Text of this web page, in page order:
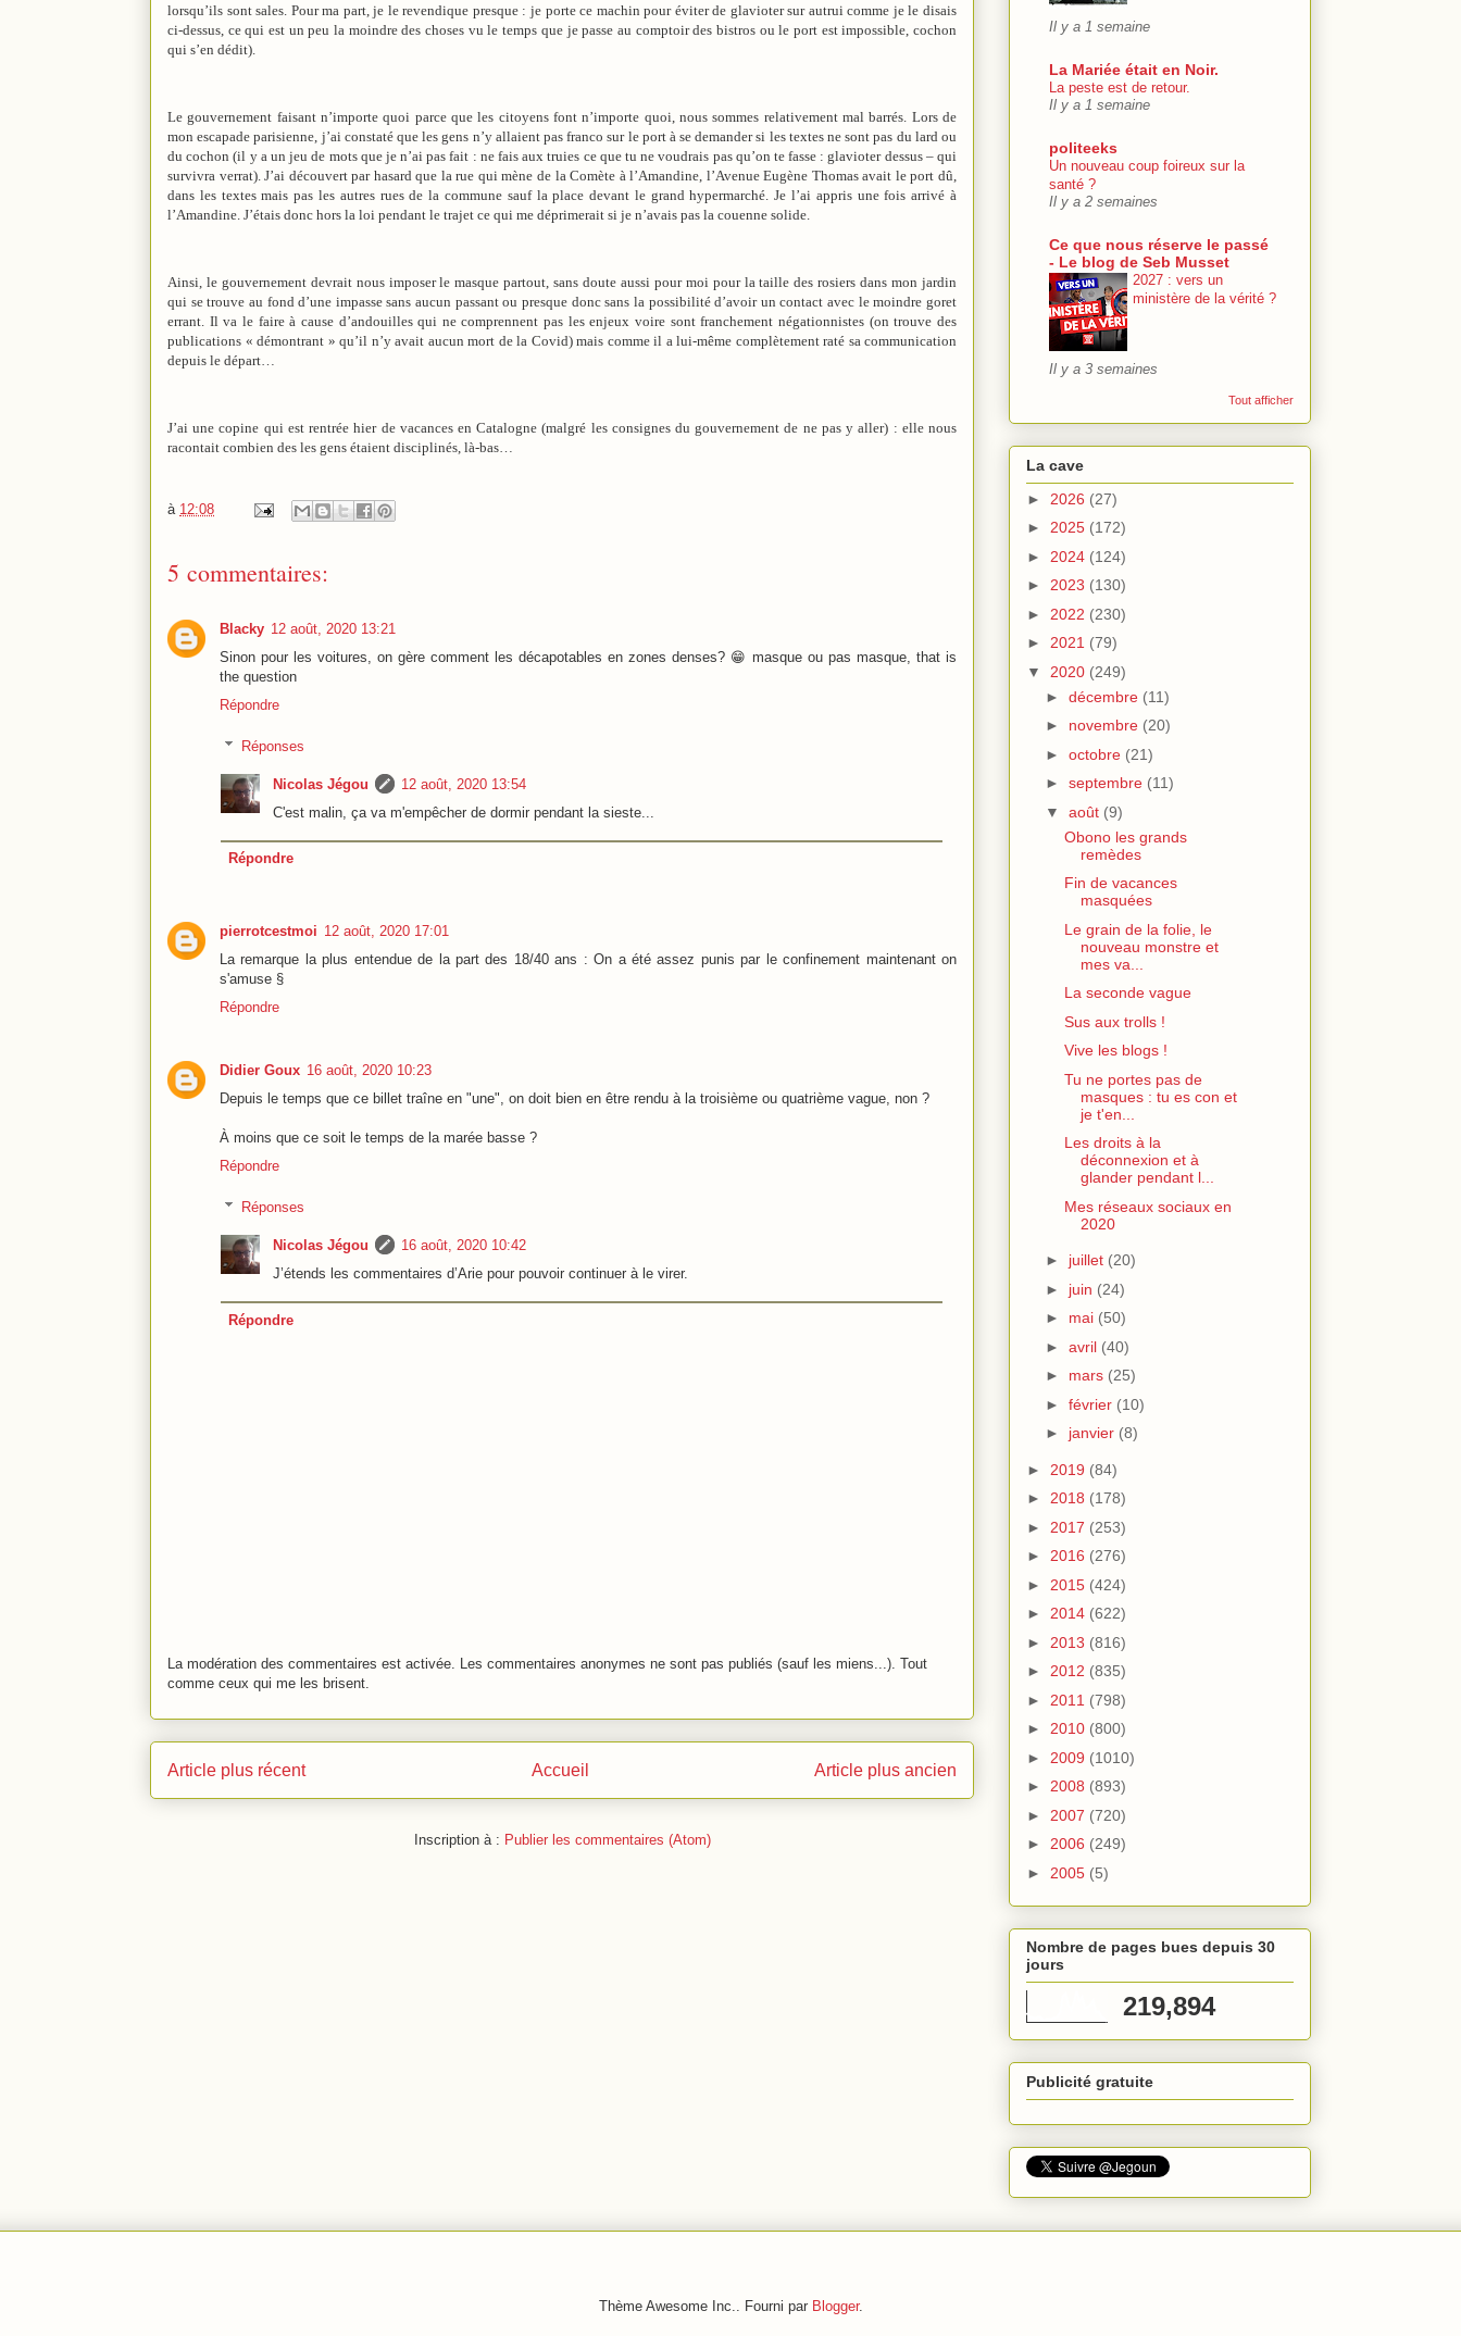
lorsqu’ils sont sales. Pour ma part, je le revendique presque : je porte ce machin pour éviter de glavioter sur autrui comme je le disais
ci-dessus, ce qui est un peu la moindre des choses vu le temps que je passe au comptoir des bistros ou le port est impossible, cochon
qui s’en dédit).
Le gouvernement faisant n’importe quoi parce que les citoyens font n’importe quoi, nous sommes relativement mal barrés. Lors de
mon escapade parisienne, j’ai constaté que les gens n’y allaient pas franco sur le port à se demander si les textes ne sont pas du lard ou
du cochon (il y a un jeu de mots que je n’ai pas fait : ne fais aux truies ce que tu ne voudrais pas qu’on te fasse : glavioter dessus – qui
survivra verrat). J’ai découvert par hasard que la rue qui mène de la Comète à l’Amandine, l’Avenue Eugène Thomas avait le port dû,
dans les textes mais pas les autres rues de la commune sauf la place devant le grand hypermarché. Je l’ai appris une fois arrivé à
l’Amandine. J’étais donc hors la loi pendant le trajet ce qui me déprimerait si je n’avais pas la couenne solide.
Ainsi, le gouvernement devrait nous imposer le masque partout, sans doute aussi pour moi pour la taille des rosiers dans mon jardin
qui se trouve au fond d’une impasse sans aucun passant ou presque donc sans la possibilité d’avoir un contact avec le moindre goret
errant. Il va le faire à cause d’andouilles qui ne comprennent pas les enjeux voire sont franchement négationnistes (on trouve des
publications « démontrant » qu’il n’y avait aucun mort de la Covid) mais comme il a lui-même complètement raté sa communication
depuis le départ…
J’ai une copine qui est rentrée hier de vacances en Catalogne (malgré les consignes du gouvernement de ne pas y aller) : elle nous
racontait combien des les gens étaient disciplinés, là-bas…
à 12:08
5 commentaires:
Blacky 12 août, 2020 13:21
Sinon pour les voitures, on gère comment les décapotables en zones denses? 😁 masque ou pas masque, that is
the question
Répondre
Réponses
Nicolas Jégou
12 août, 2020 13:54
C'est malin, ça va m'empêcher de dormir pendant la sieste...
Répondre
pierrotcestmoi 12 août, 2020 17:01
La remarque la plus entendue de la part des 18/40 ans : On a été assez punis par le confinement maintenant on
s'amuse §
Répondre
Didier Goux 16 août, 2020 10:23
Depuis le temps que ce billet traîne en "une", on doit bien en être rendu à la troisième ou quatrième vague, non ?
À moins que ce soit le temps de la marée basse ?
Répondre
Réponses
Nicolas Jégou
16 août, 2020 10:42
J’étends les commentaires d’Arie pour pouvoir continuer à le virer.
Répondre
La modération des commentaires est activée. Les commentaires anonymes ne sont pas publiés (sauf les miens...). Tout
comme ceux qui me les brisent.
Article plus récent Article plus ancien
Accueil
Inscription à : Publier les commentaires (Atom)
Il y a 1 semaine
La Mariée était en Noir.
La peste est de retour.
Il y a 1 semaine
politeeks
Un nouveau coup foireux sur la
santé ?
Il y a 2 semaines
Ce que nous réserve le passé
- Le blog de Seb Musset
2027 : vers un
ministère de la vérité ?
Il y a 3 semaines
Tout afficher
La cave
► 2026 (27)
► 2025 (172)
► 2024 (124)
► 2023 (130)
► 2022 (230)
► 2021 (79)
▼ 2020 (249)
► décembre (11)
► novembre (20)
► octobre (21)
► septembre (11)
▼ août (9)
Obono les grands
remèdes
Fin de vacances
masquées
Le grain de la folie, le
nouveau monstre et
mes va...
La seconde vague
Sus aux trolls !
Vive les blogs !
Tu ne portes pas de
masques : tu es con et
je t'en...
Les droits à la
déconnexion et à
glander pendant l...
Mes réseaux sociaux en
2020
► juillet (20)
► juin (24)
► mai (50)
► avril (40)
► mars (25)
► février (10)
► janvier (8)
► 2019 (84)
► 2018 (178)
► 2017 (253)
► 2016 (276)
► 2015 (424)
► 2014 (622)
► 2013 (816)
► 2012 (835)
► 2011 (798)
► 2010 (800)
► 2009 (1010)
► 2008 (893)
► 2007 (720)
► 2006 (249)
► 2005 (5)
Nombre de pages bues depuis 30
jours
219,894
Publicité gratuite
Thème Awesome Inc.. Fourni par Blogger.